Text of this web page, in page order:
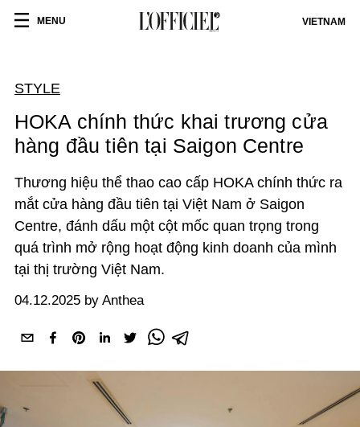
MENU VIETNAM
STYLE
HOKA chính thức khai trương cửa
hàng đầu tiên tại Saigon Centre
Thương hiệu thể thao cao cấp HOKA chính thức ra
mắt cửa hàng đầu tiên tại Việt Nam ở Saigon
Centre, đánh dấu một cột mốc quan trọng trong
quá trình mở rộng hoạt động kinh doanh của mình
tại thị trường Việt Nam.
04.12.2025 by Anthea